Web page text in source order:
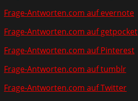
Frage-Antworten.com auf evernote
Frage-Antworten.com auf getpocket
Frage-Antworten.com auf Pinterest
Frage-Antworten.com auf tumblr
Frage-Antworten.com auf Twitter